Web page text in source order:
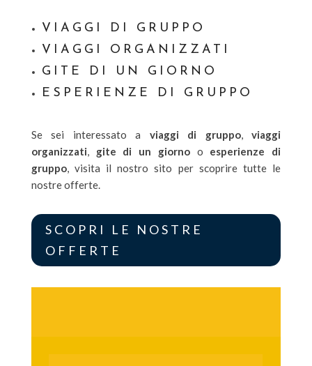
VIAGGI DI GRUPPO
VIAGGI ORGANIZZATI
GITE DI UN GIORNO
ESPERIENZE DI GRUPPO
Se sei interessato a viaggi di gruppo,viaggi
organizzati, gite di un giornoo esperienze di
gruppo, visita il nostro sito per scoprire tutte le
nostre offerte.
SCOPRI LE NOSTRE
OFFERTE